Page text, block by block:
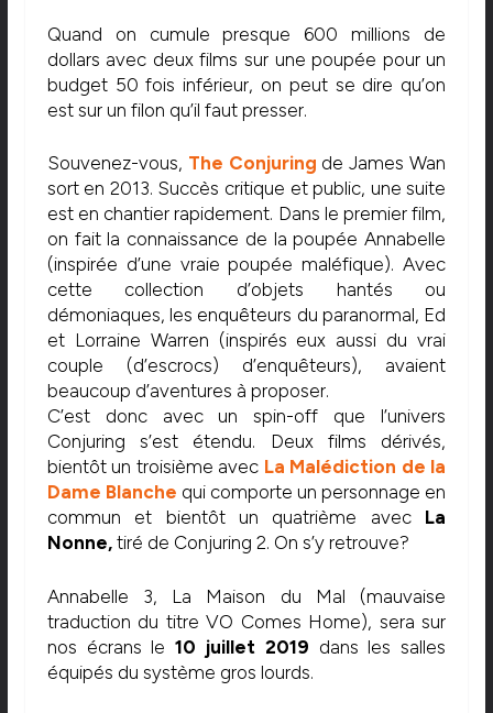
Quand on cumule presque 600 millions de
dollars avec deux films sur une poupée pour un
budget 50 fois inférieur, on peut se dire qu’on
est sur un filon qu’il faut presser.
Souvenez-vous, The Conjuring de James Wan
sort en 2013. Succès critique et public, une suite
est en chantier rapidement. Dans le premier film,
on fait la connaissance de la poupée Annabelle
(inspirée d’une vraie poupée maléfique). Avec
cette collection d’objets hantés ou
démoniaques, les enquêteurs du paranormal, Ed
et Lorraine Warren (inspirés eux aussi du vrai
couple (d’escrocs) d’enquêteurs), avaient
beaucoup d’aventures à proposer.
C’est donc avec un spin-off que l’univers
Conjuring s’est étendu. Deux films dérivés,
bientôt un troisième avec La Malédiction de la
Dame Blanche qui comporte un personnage en
commun et bientôt un quatrième avec La
Nonne,tiré de Conjuring 2. On s’y retrouve?
Annabelle 3, La Maison du Mal (mauvaise
traduction du titre VO Comes Home), sera sur
nos écrans le10 juillet 2019 dans les salles
équipés du système gros lourds.